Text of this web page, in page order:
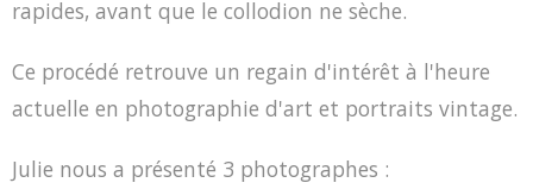
rapides, avant que le collodion ne sèche.
Ce procédé retrouve un regain d'intérêt à l'heure
actuelle en photographie d'art et portraits vintage.
Julie nous a présenté 3 photographes :